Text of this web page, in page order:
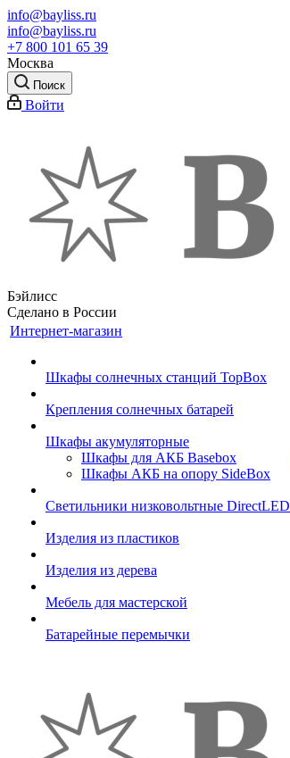
info@bayliss.ru
info@bayliss.ru
+7 800 101 65 39
Москва
Поиск
Войти
Бэйлисс
Сделано в России
Интернет-магазин
Шкафы солнечных станций TopBox
Крепления солнечных батарей
Шкафы акумуляторные
Шкафы для АКБ Basebox
Шкафы АКБ на опору SideBox
Светильники низковольтные DirectLED
Изделия из пластиков
Изделия из дерева
Мебель для мастерской
Батарейные перемычки